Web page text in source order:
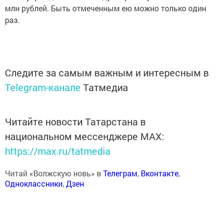
млн рублей. Быть отмеченным ею можно только один
раз.
Следите за самым важным и интересным в
Telegram-канале Татмедиа
Читайте новости Татарстана в
национальном мессенджере MАХ:
https://max.ru/tatmedia
Читай «Волжскую новь» вТелеграм, Вконтакте,
Одноклассники,Дзен